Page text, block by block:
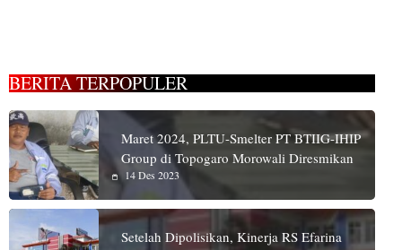
BERITA TERPOPULER
Maret 2024, PLTU-Smelter PT BTIIG-IHIP
Group di Topogaro Morowali Diresmikan
14 Des 2023
Setelah Dipolisikan, Kinerja RS Efarina